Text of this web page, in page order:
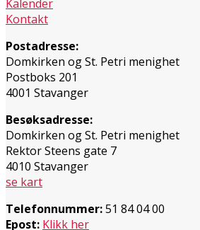
Kalender
Kontakt
Postadresse:
Domkirken og St. Petri menighet
Postboks 201
4001 Stavanger
Besøksadresse:
Domkirken og St. Petri menighet
Rektor Steens gate 7
4010 Stavanger
se kart
Telefonnummer:51 84 04 00
Epost: Klikk her